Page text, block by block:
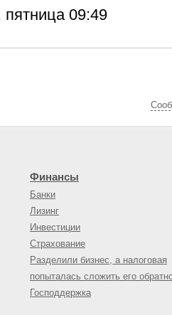
09:49
Финансы
Банки
Лизинг
Инвестиции
Страхование
Разделили бизнес, а налоговая
попыталась сложить его
Господдержка